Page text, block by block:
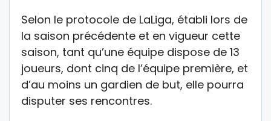
Selon le protocole de LaLiga, établi lors de
la saison précédente et en vigueur cette
saison, tant qu’une équipe dispose de 13
joueurs, dont cinq de l’équipe première, et
d’au moins un gardien de but, elle pourra
disputer ses rencontres.